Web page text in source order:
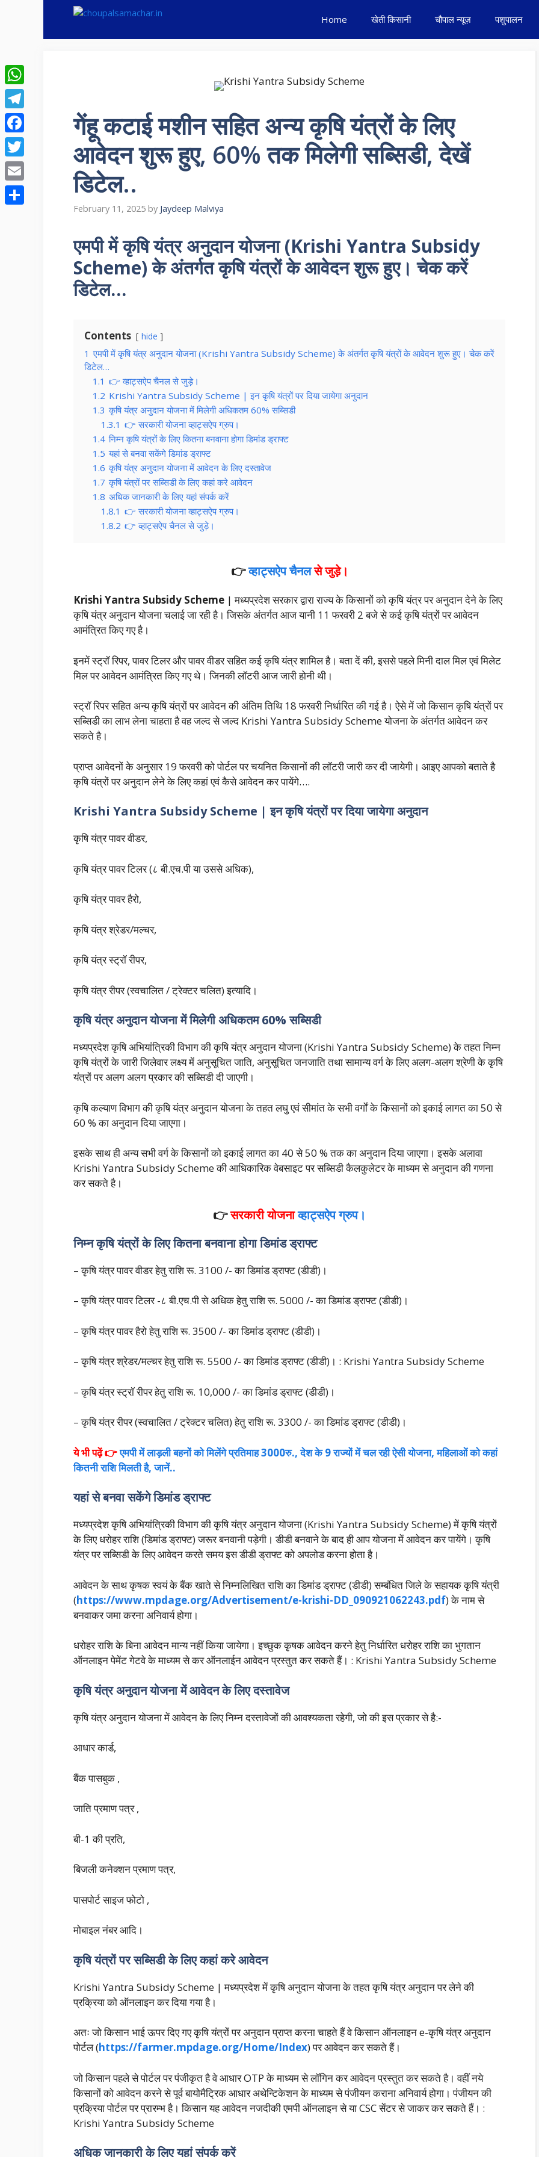
Home खेती किसानी चौपाल न्यूज़ पशुपालन
गेंहू कटाई मशीन सहित अन्य कृषि यंत्रों के लिए
आवेदन शुरू हुए, 60% तक मिलेगी सब्सिडी, देखें
डिटेल..
February 11, 2025 by Jaydeep Malviya
एमपी में कृषि यंत्र अनुदान योजना (Krishi Yantra Subsidy
Scheme) के अंतर्गत कृषि यंत्रों के आवेदन शुरू हुए। चेक करें
डिटेल…
Contents hide
1 एमपी में कृषि यंत्र अनुदान योजना (Krishi Yantra Subsidy Scheme) के अंतर्गत कृषि यंत्रों के आवेदन शुरू हुए। चेक करें
डिटेल…
1.1 👉 व्हाट्सऐप चैनल से जुड़े।
1.2 Krishi Yantra Subsidy Scheme | इन कृषि यंत्रों पर दिया जायेगा अनुदान
1.3 कृषि यंत्र अनुदान योजना में मिलेगी अधिकतम 60% सब्सिडी
1.3.1 👉 सरकारी योजना व्हाट्सऐप ग्रुप।
1.4 निम्न कृषि यंत्रों के लिए कितना बनवाना होगा डिमांड ड्राफ्ट
1.5 यहां से बनवा सकेंगे डिमांड ड्राफ्ट
1.6 कृषि यंत्र अनुदान योजना में आवेदन के लिए दस्तावेज
1.7 कृषि यंत्रों पर सब्सिडी के लिए कहां करे आवेदन
1.8 अधिक जानकारी के लिए यहां संपर्क करें
1.8.1 👉 सरकारी योजना व्हाट्सऐप ग्रुप।
1.8.2 👉 व्हाट्सऐप चैनल से जुड़े।
👉व्हाट्सऐप चैनलसे जुड़े।
Krishi Yantra Subsidy Scheme | मध्यप्रदेश सरकार द्वारा राज्य के किसानों को कृषि यंत्र पर अनुदान देने के लिए
कृषि यंत्र अनुदान योजना चलाई जा रही है। जिसके अंतर्गत आज यानी 11 फरवरी 2 बजे से कई कृषि यंत्रों पर आवेदन
आमंत्रित किए गए है।
इनमें स्ट्रॉ रिपर, पावर टिलर और पावर वीडर सहित कई कृषि यंत्र शामिल है। बता दें की, इससे पहले मिनी दाल मिल एवं मिलेट
मिल पर आवेदन आमंत्रित किए गए थे। जिनकी लॉटरी आज जारी होनी थी।
स्ट्रॉ रिपर सहित अन्य कृषि यंत्रों पर आवेदन की अंतिम तिथि 18 फरवरी निर्धारित की गई है। ऐसे में जो किसान कृषि यंत्रों पर
सब्सिडी का लाभ लेना चाहता है वह जल्द से जल्द Krishi Yantra Subsidy Scheme योजना के अंतर्गत आवेदन कर
सकते है।
प्राप्त आवेदनों के अनुसार 19 फरवरी को पोर्टल पर चयनित किसानों की लॉटरी जारी कर दी जायेगी। आइए आपको बताते है
कृषि यंत्रों पर अनुदान लेने के लिए कहां एवं कैसे आवेदन कर पायेंगे….
Krishi Yantra Subsidy Scheme | इन कृषि यंत्रों पर दिया जायेगा अनुदान
कृषि यंत्र पावर वीडर,
कृषि यंत्र पावर टिलर (८ बी.एच.पी या उससे अधिक),
कृषि यंत्र पावर हैरो,
कृषि यंत्र श्रेडर/मल्चर,
कृषि यंत्र स्ट्रॉ रीपर,
कृषि यंत्र रीपर (स्वचालित / ट्रेक्टर चलित) इत्यादि।
कृषि यंत्र अनुदान योजना में मिलेगी अधिकतम 60% सब्सिडी
मध्यप्रदेश कृषि अभियांत्रिकी विभाग की कृषि यंत्र अनुदान योजना (Krishi Yantra Subsidy Scheme) के तहत निम्न
कृषि यंत्रों के जारी जिलेवार लक्ष्य में अनुसूचित जाति, अनुसूचित जनजाति तथा सामान्य वर्ग के लिए अलग-अलग श्रेणी के कृषि
यंत्रों पर अलग अलग प्रकार की सब्सिडी दी जाएगी।
कृषि कल्याण विभाग की कृषि यंत्र अनुदान योजना के तहत लघु एवं सीमांत के सभी वर्गों के किसानों को इकाई लागत का 50 से
60 % का अनुदान दिया जाएगा।
इसके साथ ही अन्य सभी वर्ग के किसानों को इकाई लागत का 40 से 50 % तक का अनुदान दिया जाएगा। इसके अलावा
Krishi Yantra Subsidy Scheme की आधिकारिक वेबसाइट पर सब्सिडी कैलकुलेटर के माध्यम से अनुदान की गणना
कर सकते है।
👉सरकारी योजनाव्हाट्सऐप ग्रुप।
निम्न कृषि यंत्रों के लिए कितना बनवाना होगा डिमांड ड्राफ्ट
– कृषि यंत्र पावर वीडर हेतु राशि रू. 3100 /- का डिमांड ड्राफ्ट (डीडी)।
– कृषि यंत्र पावर टिलर -८ बी.एच.पी से अधिक हेतु राशि रू. 5000 /- का डिमांड ड्राफ्ट (डीडी)।
– कृषि यंत्र पावर हैरो हेतु राशि रू. 3500 /- का डिमांड ड्राफ्ट (डीडी)।
– कृषि यंत्र श्रेडर/मल्चर हेतु राशि रू. 5500 /- का डिमांड ड्राफ्ट (डीडी)। : Krishi Yantra Subsidy Scheme
– कृषि यंत्र स्ट्रॉ रीपर हेतु राशि रू. 10,000 /- का डिमांड ड्राफ्ट (डीडी)।
– कृषि यंत्र रीपर (स्वचालित / ट्रेक्टर चलित) हेतु राशि रू. 3300 /- का डिमांड ड्राफ्ट (डीडी)।
ये भी पढ़ें 👉एमपी में लाड़ली बहनों को मिलेंगे प्रतिमाह 3000रु., देश के 9 राज्यों में चल रही ऐसी योजना, महिलाओं को कहां
कितनी राशि मिलती है, जानें..
यहां से बनवा सकेंगे डिमांड ड्राफ्ट
मध्यप्रदेश कृषि अभियांत्रिकी विभाग की कृषि यंत्र अनुदान योजना (Krishi Yantra Subsidy Scheme) में कृषि यंत्रों
के लिए धरोहर राशि (डिमांड ड्राफ्ट) जरूर बनवानी पड़ेगी। डीडी बनवाने के बाद ही आप योजना में आवेदन कर पायेंगे। कृषि
यंत्र पर सब्सिडी के लिए आवेदन करते समय इस डीडी ड्राफ्ट को अपलोड करना होता है।
आवेदन के साथ कृषक स्वयं के बैंक खाते से निम्नलिखित राशि का डिमांड ड्राफ्ट (डीडी) सम्बंधित जिले के सहायक कृषि यंत्री
(https://www.mpdage.org/Advertisement/e-krishi-DD_090921062243.pdf) के नाम से
बनवाकर जमा करना अनिवार्य होगा।
धरोहर राशि के बिना आवेदन मान्य नहीं किया जायेगा। इच्छुक कृषक आवेदन करने हेतु निर्धारित धरोहर राशि का भुगतान
ऑनलाइन पेमेंट गेटवे के माध्यम से कर ऑनलाईन आवेदन प्रस्तुत कर सकते हैं। : Krishi Yantra Subsidy Scheme
कृषि यंत्र अनुदान योजना में आवेदन के लिए दस्तावेज
कृषि यंत्र अनुदान योजना में आवेदन के लिए निम्न दस्तावेजों की आवश्यकता रहेगी, जो की इस प्रकार से है:-
आधार कार्ड,
बैंक पासबुक ,
जाति प्रमाण पत्र ,
बी-1 की प्रति,
बिजली कनेक्शन प्रमाण पत्र,
पासपोर्ट साइज फोटो ,
मोबाइल नंबर आदि।
कृषि यंत्रों पर सब्सिडी के लिए कहां करे आवेदन
Krishi Yantra Subsidy Scheme | मध्यप्रदेश में कृषि अनुदान योजना के तहत कृषि यंत्र अनुदान पर लेने की
प्रक्रिया को ऑनलाइन कर दिया गया है।
अतः जो किसान भाई ऊपर दिए गए कृषि यंत्रों पर अनुदान प्राप्त करना चाहते हैं वे किसान ऑनलाइन e-कृषि यंत्र अनुदान
पोर्टल (https://farmer.mpdage.org/Home/Index) पर आवेदन कर सकते हैं।
जो किसान पहले से पोर्टल पर पंजीकृत है वे आधार OTP के माध्यम से लॉगिन कर आवेदन प्रस्तुत कर सकते है। वहीं नये
किसानों को आवेदन करने से पूर्व बायोमैट्रिक आधार अथेन्टिकेशन के माध्यम से पंजीयन कराना अनिवार्य होगा। पंजीयन की
प्रक्रिया पोर्टल पर प्रारम्भ है। किसान यह आवेदन नजदीकी एमपी ऑनलाइन से या CSC सेंटर से जाकर कर सकते हैं। :
Krishi Yantra Subsidy Scheme
अधिक जानकारी के लिए यहां संपर्क करें
WhatsApp
Telegram
Facebook
Twitter
Email